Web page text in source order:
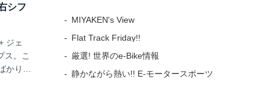
シフ
ジェ
ス。こ
りモ
MIYAKEN's View
Flat Track Friday!!
厳選! 世界のe-Bike情報
静かながら熱い!! E-モータースポーツ